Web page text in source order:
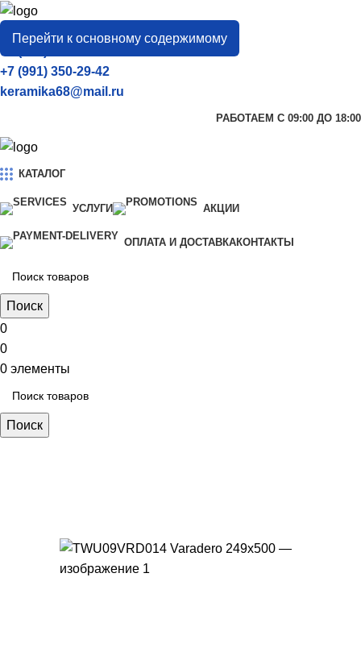
Перейти к основному содержимому
город
Тамбов
+7 (906) 657-33-54
+7 (991) 350-29-42
keramika68@mail.ru
РАБОТАЕМ С 09:00 ДО 18:00
КАТАЛОГ
УСЛУГИ АКЦИИ
ОПЛАТА И ДОСТАВКАКОНТАКТЫ
Поиск
0
0
0 элементы
Поиск